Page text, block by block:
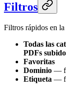
Filtros
Filtros rápidos en
Todas las
PDFs
Favoritas
Dominio —
Etiqueta —